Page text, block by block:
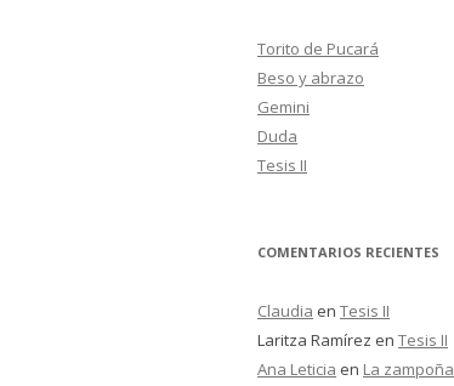
r
:
Torito de Pucará
Beso y abrazo
Gemini
Duda
Tesis II
COMENTARIOS RECIENTES
Claudia en Tesis II
Laritza Ramírez en Tesis II
Ana Leticia en La zampoña